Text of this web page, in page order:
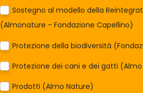
Sostegno al modello della
(Almonature - Fondazione Capellino)
Protezione della biodiversità
Protezione dei cani e dei gatti
Prodotti (Almo Nature)